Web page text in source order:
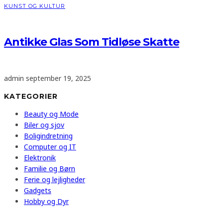
KUNST OG KULTUR
Antikke Glas Som Tidløse Skatte
admin september 19, 2025
KATEGORIER
Beauty og Mode
Biler og sjov
Boligindretning
Computer og IT
Elektronik
Familie og Børn
Ferie og lejligheder
Gadgets
Hobby og Dyr